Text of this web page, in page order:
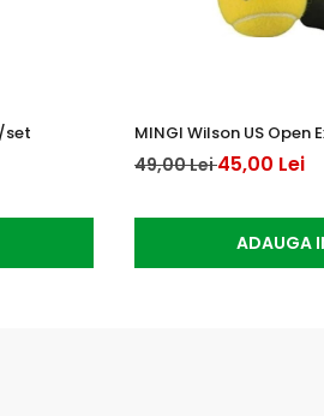
set MINGI Wilson US Open
49,00 Lei45,00 Lei
ADAUGA